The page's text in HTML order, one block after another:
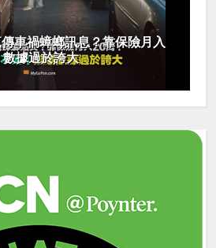
傳車禍蟑螂訊息？靠保險月入
據過於誇大